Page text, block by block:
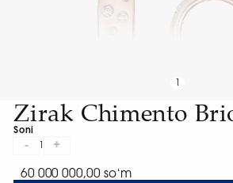
Zirak Chimento
Soni
- +
60 000 000,00 soʻm